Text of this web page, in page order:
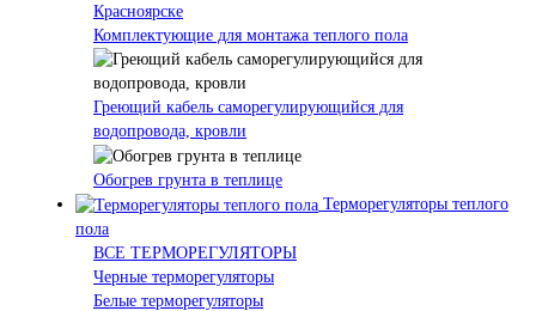
Красноярске
Комплектующие для монтажа теплого пола
Греющий кабель саморегулирующийся для
водопровода, кровли
Обогрев грунта в теплице
Терморегуляторы теплого
пола
ВСЕ ТЕРМОРЕГУЛЯТОРЫ
Черные терморегуляторы
Белые терморегуляторы